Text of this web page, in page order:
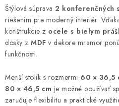
FAQ - NAJČASTEJŠIE OTÁZKY
Všeobecné obchodné podmienky
Štýlová súprava 2 konferenčných
riešením pre moderný interiér.
konštrukcie z ocele s bielym
dosky z MDF v dekore mramor
funkčnosti.
Menší stolík s rozmermi 60 × 36,5
80 × 46,5 cm je možné používať
zaručuje flexibilitu a praktické